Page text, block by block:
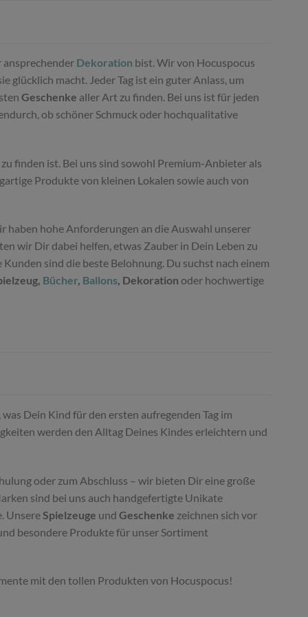
Dekoration bist. Wir von Hocuspocus
glücklich macht. Jeder Tag ist ein guter Anlass, um
Geschenke aller Art zu finden. Bei uns ist für jeden
ob schöner Schmuck oder hochqualitative
finden ist. Bei uns sind sowohl Premium-Anbieter als
Produkte von kleinen Lokalen sowie auch von
haben hohe Anforderungen an die Auswahl unserer
wir Dir dabei helfen, etwas Zauber in Dein Leben zu
sind die beste Belohnung. Du suchst nach einem
Bücher, Ballons, Dekoration oder hochwertige
Dein Kind für den ersten aufregenden Tag im
werden den Alltag Deines Kindes erleichtern und
oder zum Abschluss – wir bieten Dir eine große
sind bei uns auch handgefertigte Unikate
Unsere Spielzeuge und Geschenke zeichnen sich vor
besondere Produkte für unser Sortiment
mit den tollen Produkten von Hocuspocus!